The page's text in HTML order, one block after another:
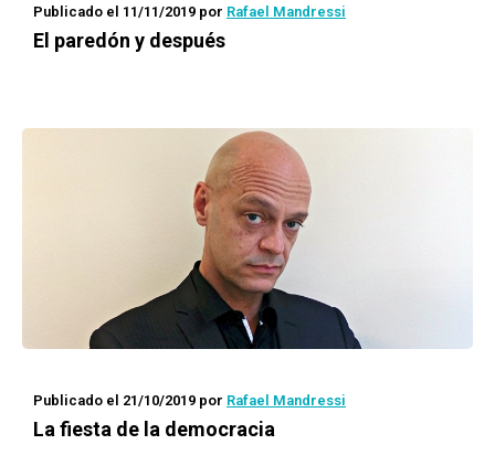
Publicado el 11/11/2019 por Rafael Mandressi
El paredón y después
Publicado el 21/10/2019 por Rafael Mandressi
La fiesta de la democracia